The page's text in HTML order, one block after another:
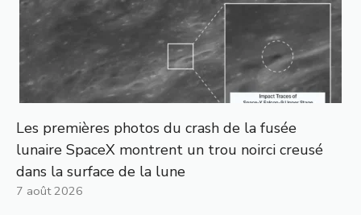
Les premières photos du crash de la fusée
lunaire SpaceX montrent un trou noirci creusé
dans la surface de la lune
7 août 2026